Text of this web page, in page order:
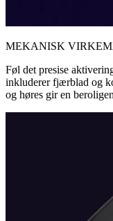
MEKANISK
Føl det presise
inkluderer fjærblad og
og høres gir en